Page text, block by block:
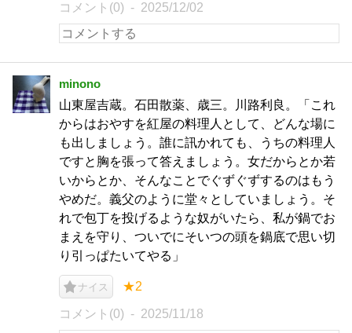
コメント(0) 2025/12/02
minono
山東屋吉蔵。石田散薬、歳三。川路利良。「これ
からはおやすを紅屋の料理人として、どんな場に
も出しましょう。誰に訊かれても、うちの料理人
ですと胸を張って答えましょう。女だからとか若
いからとか、そんなことでぐずぐずするのはもう
やめだ。義父のように堂々としていましょう。そ
れで包丁を投げるような奴がいたら、私が鍋でお
まえを守り、ついでにそいつの頭を鍋底で思い切
り引っぱたいてやる」
ナイス ★2
コメント(0) 2025/11/18